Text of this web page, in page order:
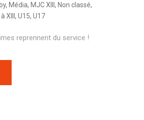
, Média, MJC XIII, Non classé,
XIII, U15, U17
reprennent du service !